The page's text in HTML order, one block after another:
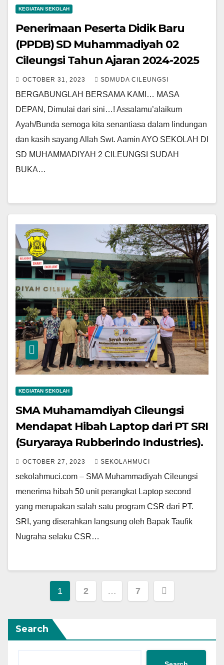
KEGIATAN SEKOLAH
Penerimaan Peserta Didik Baru
(PPDB) SD Muhammadiyah 02
Cileungsi Tahun Ajaran 2024-2025
OCTOBER 31, 2023 SDMUDA CILEUNGSI
BERGABUNGLAH BERSAMA KAMI… MASA
DEPAN, Dimulai dari sini…! Assalamu’alaikum
Ayah/Bunda semoga kita senantiasa dalam lindungan
dan kasih sayang Allah Swt. Aamin AYO SEKOLAH DI
SD MUHAMMADIYAH 2 CILEUNGSI SUDAH
BUKA…
KEGIATAN SEKOLAH
SMA Muhamamdiyah Cileungsi
Mendapat Hibah Laptop dari PT SRI
(Suryaraya Rubberindo Industries).
OCTOBER 27, 2023 SEKOLAHMUCI
sekolahmuci.com – SMA Muhammadiyah Cileungsi
menerima hibah 50 unit perangkat Laptop second
yang merupakan salah satu program CSR dari PT.
SRI, yang diserahkan langsung oleh Bapak Taufik
Nugraha selaku CSR…
Posts
1 2 … 7
Search